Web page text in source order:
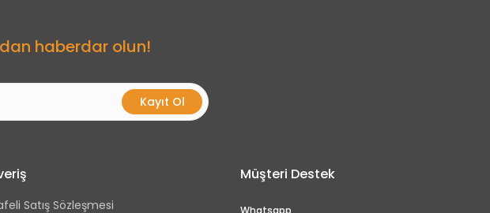
haberdar olun!
Kayıt Ol
Satış Sözleşmesi
Müşteri Destek